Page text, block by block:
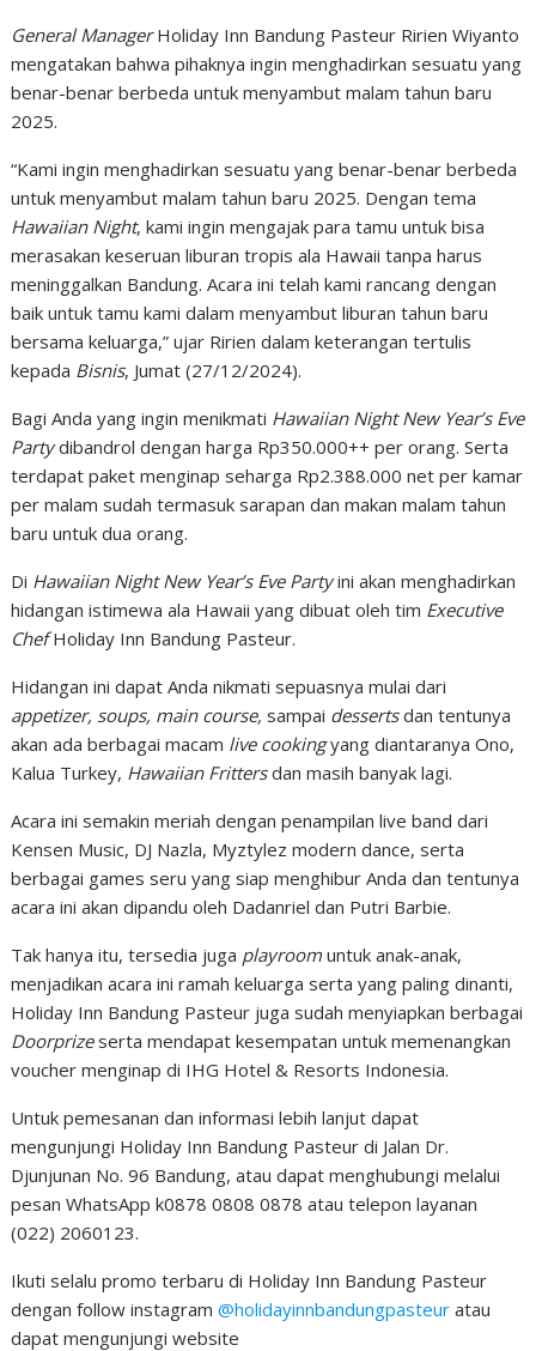
General ManagerHoliday Inn Bandung Pasteur Ririen Wiyanto
mengatakan bahwa pihaknya ingin menghadirkan sesuatu yang
benar-benar berbeda untuk menyambut malam tahun baru
2025.
“Kami ingin menghadirkan sesuatu yang benar-benar berbeda
untuk menyambut malam tahun baru 2025. Dengan tema
Hawaiian Night, kami ingin mengajak para tamu untuk bisa
merasakan keseruan liburan tropis ala Hawaii tanpa harus
meninggalkan Bandung. Acara ini telah kami rancang dengan
baik untuk tamu kami dalam menyambut liburan tahun baru
bersama keluarga,” ujar Ririen dalam keterangan tertulis
kepada Bisnis, Jumat (27/12/2024).
Bagi Anda yang ingin menikmati Hawaiian Night New Year’s Eve
Partydibandrol dengan harga Rp350.000++ per orang. Serta
terdapat paket menginap seharga Rp2.388.000 net per kamar
per malam sudah termasuk sarapan dan makan malam tahun
baru untuk dua orang.
Di Hawaiian Night New Year’s Eve Partyini akan menghadirkan
hidangan istimewa ala Hawaii yang dibuat oleh tim Executive
ChefHoliday Inn Bandung Pasteur.
Hidangan ini dapat Anda nikmati sepuasnya mulai dari
appetizer, soups, main course, sampai dessertsdan tentunya
akan ada berbagai macam live cookingyang diantaranya Ono,
Kalua Turkey, Hawaiian Frittersdan masih banyak lagi.
Acara ini semakin meriah dengan penampilan live band dari
Kensen Music, DJ Nazla, Myztylez modern dance, serta
berbagai games seru yang siap menghibur Anda dan tentunya
acara ini akan dipandu oleh Dadanriel dan Putri Barbie.
Tak hanya itu, tersedia juga playroom untuk anak-anak,
menjadikan acara ini ramah keluarga serta yang paling dinanti,
Holiday Inn Bandung Pasteur juga sudah menyiapkan berbagai
Doorprizeserta mendapat kesempatan untuk memenangkan
voucher menginap di IHG Hotel & Resorts Indonesia.
Untuk pemesanan dan informasi lebih lanjut dapat
mengunjungi Holiday Inn Bandung Pasteur di Jalan Dr.
Djunjunan No. 96 Bandung, atau dapat menghubungi melalui
pesan WhatsApp k0878 0808 0878 atau telepon layanan
(022) 2060123.
Ikuti selalu promo terbaru di Holiday Inn Bandung Pasteur
dengan follow instagram@holidayinnbandungpasteur atau
dapat mengunjungi website